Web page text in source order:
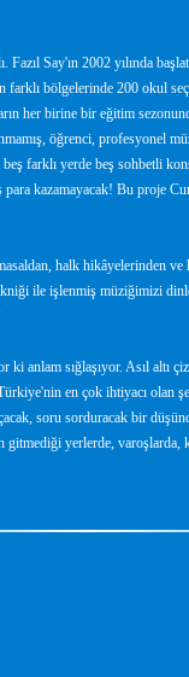
Say'ın 2002 yılında
bölgelerinde 200 okul
her birine bir eğitim
öğrenci, profesyonel
farklı yerde beş sohbetli
para kazamayacak! Bu
halk hikâyelerinden
ile işlenmiş müziğimizi
anlam sığlaşıyor. Asıl altı
en çok ihtiyacı
soru sorduracak bir
yerlerde,